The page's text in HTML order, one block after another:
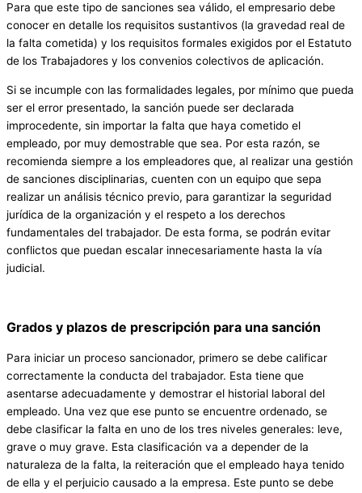
Para que este tipo de sanciones sea válido, el empresario debe
conocer en detalle los requisitos sustantivos (la gravedad real de
la falta cometida) y los requisitos formales exigidos por el Estatuto
de los Trabajadores y los convenios colectivos de aplicación.
Si se incumple con las formalidades legales, por mínimo que pueda
ser el error presentado, la sanción puede ser declarada
improcedente, sin importar la falta que haya cometido el
empleado, por muy demostrable que sea. Por esta razón, se
recomienda siempre a los empleadores que, al realizar una gestión
de sanciones disciplinarias, cuenten con un equipo que sepa
realizar un análisis técnico previo, para garantizar la seguridad
jurídica de la organización y el respeto a los derechos
fundamentales del trabajador. De esta forma, se podrán evitar
conflictos que puedan escalar innecesariamente hasta la vía
judicial.
Grados y plazos de prescripción para una sanción
Para iniciar un proceso sancionador, primero se debe calificar
correctamente la conducta del trabajador. Esta tiene que
asentarse adecuadamente y demostrar el historial laboral del
empleado. Una vez que ese punto se encuentre ordenado, se
debe clasificar la falta en uno de los tres niveles generales: leve,
grave o muy grave. Esta clasificación va a depender de la
naturaleza de la falta, la reiteración que el empleado haya tenido
de ella y el perjuicio causado a la empresa. Este punto se debe